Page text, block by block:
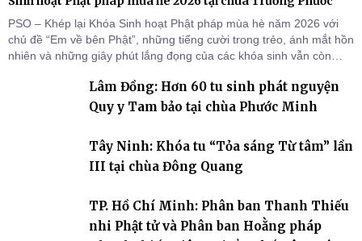
PSO – Khép lại Khóa Sinh hoạt Phật pháp mùa hè năm 2026 với
chủ đề “Em về bên Phật”, những tiếng cười trong trẻo, ánh mắt hồn
nhiên và những giây phút lắng đọng của các khóa sinh vẫn còn
Tháp). Những tuần tu học ngắn ngủi nhưng đã trở thành hành
trang quý báu, gieo những hạt giống thiện l
Lâm Đồng: Hơn 60 tu sinh phát nguyện
Quy y Tam bảo tại chùa Phước Minh
Tây Ninh: Khóa tu “Tỏa sáng Từ tâm” lần
III tại chùa Đông Quang
TP. Hồ Chí Minh: Phân ban Thanh Thiếu
nhi Phật tử và Phân ban Hoằng pháp